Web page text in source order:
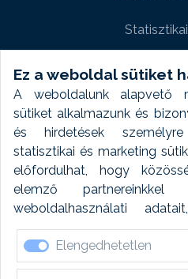
Ez a weboldal sütiket
A weboldalunk alapvető
sütiket alkalmazunk és
és hirdetések
statisztikai és marketing
előfordulhat, hogy
elemző
weboldalhasználati
forrásokból gyűjtött
elfogadásával
ezen adatokat 6 hónap
Elengedhetetlen
Fényképtár